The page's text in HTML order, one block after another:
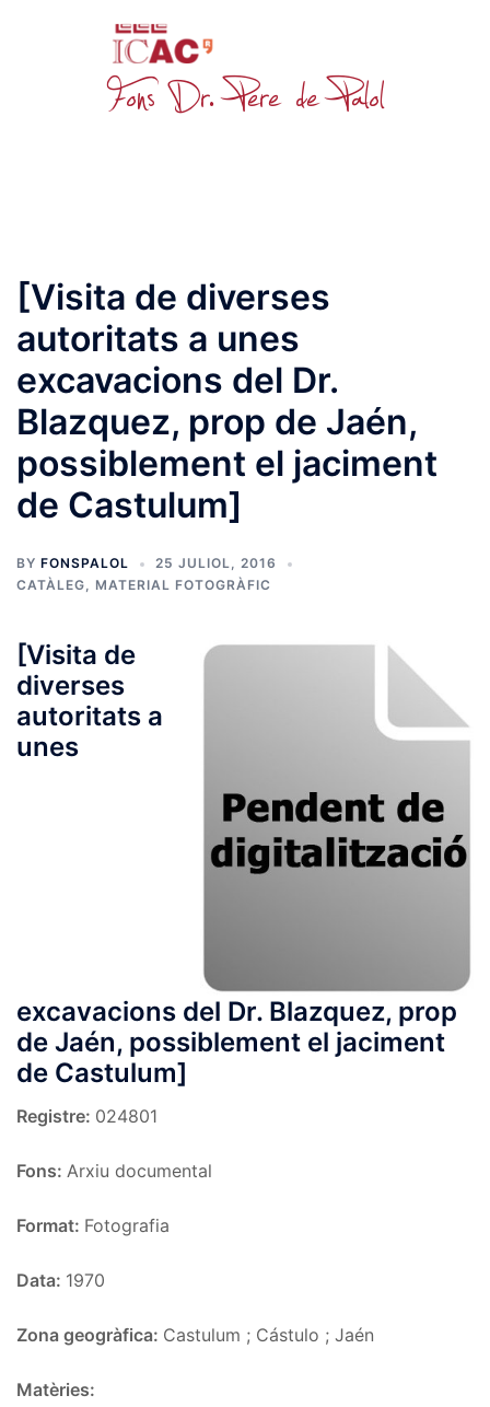
[Visita de diverses
autoritats a unes
excavacions del Dr.
Blazquez, prop de Jaén,
possiblement el jaciment
de Castulum]
BY FONSPALOL
25 JULIOL, 2016
CATÀLEG, MATERIAL FOTOGRÀFIC
[Visita de
diverses
autoritats a
unes
excavacions del Dr. Blazquez, prop
de Jaén, possiblement el jaciment
de Castulum]
Registre: 024801
Fons: Arxiu documental
Format: Fotografia
Data: 1970
Zona geogràfica: Castulum ; Cástulo ; Jaén
Matèries: